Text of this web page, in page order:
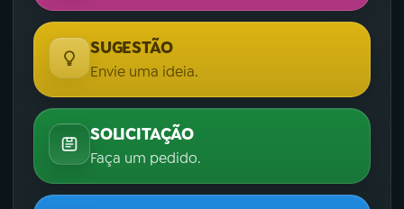
SUGESTÃO
Envie uma ideia.
SOLICITAÇÃO
Faça um pedido.